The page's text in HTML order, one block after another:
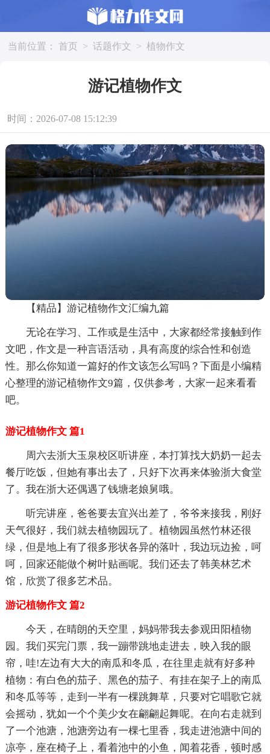
当前位置： 首页 > 话题作文 > 植物作文
游记植物作文
时间：2026-07-08 15:12:39
【精品】游记植物作文汇编九篇
无论在学习、工作或是生活中，大家都经常接触到作
文吧，作文是一种言语活动，具有高度的综合性和创造
性。那么你知道一篇好的作文该怎么写吗？下面是小编精
心整理的游记植物作文9篇，仅供参考，大家一起来看看
吧。
游记植物作文 篇1
周六去浙大玉泉校区听讲座，本打算找大奶奶一起去
餐厅吃饭，但她有事出去了，只好下次再来体验浙大食堂
了。我在浙大还偶遇了钱塘老娘舅哦。
听完讲座，爸爸要去宜兴出差了，爷爷来接我，刚好
天气很好，我们就去植物园玩了。植物园虽然竹林还很
绿，但是地上有了很多形状各异的落叶，我边玩边捡，呵
呵，回家还能做个树叶贴画呢。我们还去了韩美林艺术
馆，欣赏了很多艺术品。
游记植物作文 篇2
今天，在晴朗的天空里，妈妈带我去参观田阳植物
园。我们买完门票，我一蹦带跳地走进去，映入我的眼
帘，哇!左边有大大的南瓜和冬瓜，在往里走就有好多种
植物：有白色的茄子、黑色的茄子、有挂在架子上的南瓜
和冬瓜等等，走到一半有一棵跳舞草，只要对它唱歌它就
会摇动，犹如一个个美少女在翩翩起舞呢。在向右走就到
了一个池溏，池溏旁边有一棵七里香，我走进池溏中间的
凉亭，座在椅子上，看着池中的小鱼，闻着花香，顿时感